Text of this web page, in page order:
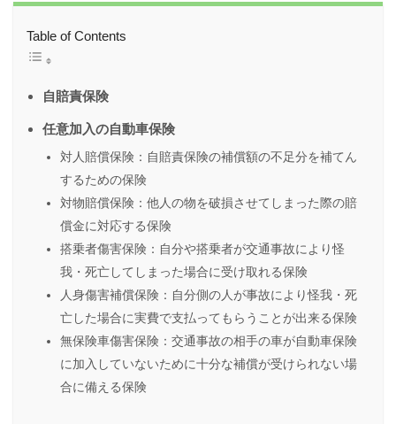
Table of Contents
自賠責保険
任意加入の自動車保険
対人賠償保険：自賠責保険の補償額の不足分を補てん
するための保険
対物賠償保険：他人の物を破損させてしまった際の賠
償金に対応する保険
搭乗者傷害保険：自分や搭乗者が交通事故により怪
我・死亡してしまった場合に受け取れる保険
人身傷害補償保険：自分側の人が事故により怪我・死
亡した場合に実費で支払ってもらうことが出来る保険
無保険車傷害保険：交通事故の相手の車が自動車保険
に加入していないために十分な補償が受けられない場
合に備える保険